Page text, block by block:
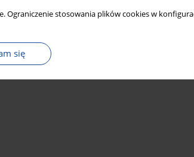
Ograniczenie stosowania plików cookies w
się